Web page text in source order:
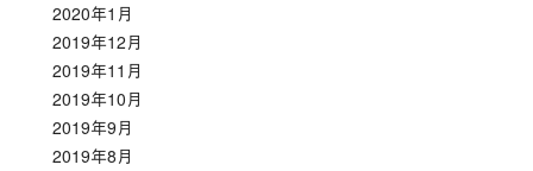
2020年1月
2019年12月
2019年11月
2019年10月
2019年9月
2019年8月